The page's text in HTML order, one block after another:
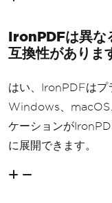
IronPDFは異な
互換性がありま
はい、IronPDFはプ
Windows、macOS
ケーションが
に展開できます。